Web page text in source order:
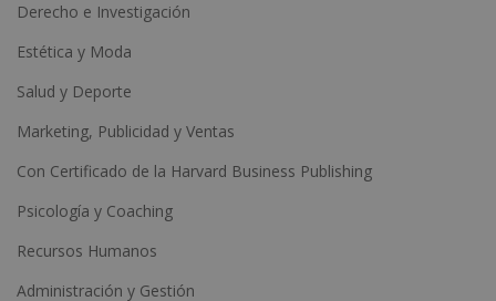
Derecho e Investigación
Estética y Moda
Salud y Deporte
Marketing, Publicidad y Ventas
Con Certificado de la Harvard Business Publishing
Psicología y Coaching
Recursos Humanos
Administración y Gestión